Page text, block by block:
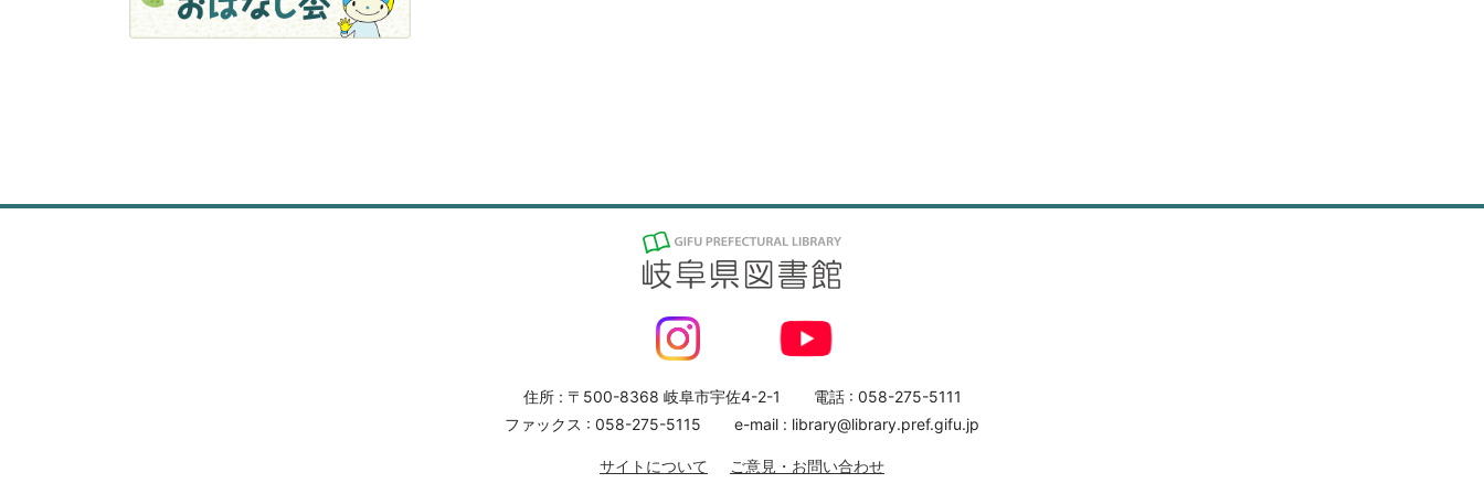
住所 : 〒500-8368 岐阜市宇佐4-2-1
電話 : 058-275-5111
ファックス : 058-275-5115
e-mail : library@library.pref.gifu.jp
サイトについて ご意見・お問い合わせ